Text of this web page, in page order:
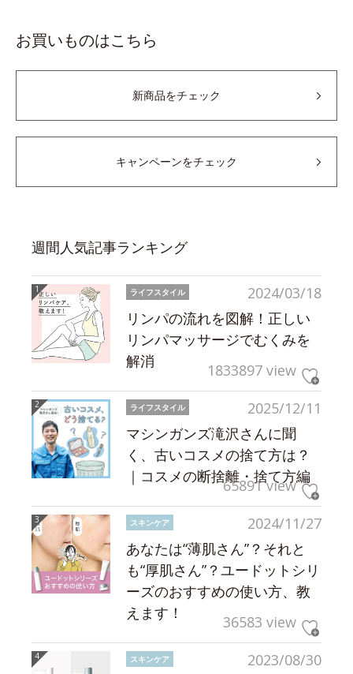
お買いものはこちら
新商品をチェック
キャンペーンをチェック
週間人気記事ランキング
2024/03/18
ライフスタイル
リンパの流れを図解！正しい
リンパマッサージでむくみを
解消
1833897 view
2025/12/11
ライフスタイル
マシンガンズ滝沢さんに聞
く、古いコスメの捨て方は？
｜コスメの断捨離・捨て方編
65891 view
2024/11/27
スキンケア
あなたは“薄肌さん”？それと
も“厚肌さん”？ユードットシリ
ーズのおすすめの使い方、教
えます！
36583 view
2023/08/30
スキンケア